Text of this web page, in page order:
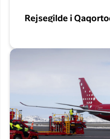
Rejsegilde i